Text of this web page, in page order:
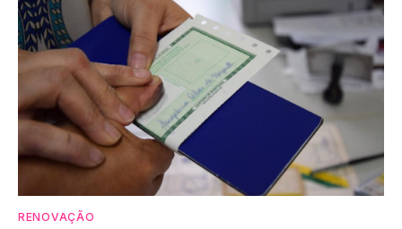
RENOVAÇÃO